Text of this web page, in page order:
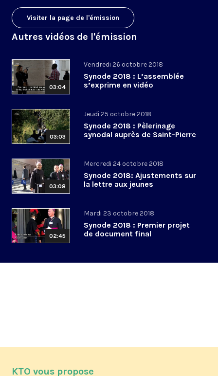
Visiter la page de l'émission
Autres vidéos de l'émission
03:04
Vendredi 26 octobre 2018
Synode 2018 : L’assemblée
s’exprime en vidéo
03:03
Jeudi 25 octobre 2018
Synode 2018 : Pèlerinage
synodal auprès de Saint-Pierre
03:08
Mercredi 24 octobre 2018
Synode 2018: Ajustements sur
la lettre aux jeunes
02:45
Mardi 23 octobre 2018
Synode 2018 : Premier projet
de document final
KTO vous propose